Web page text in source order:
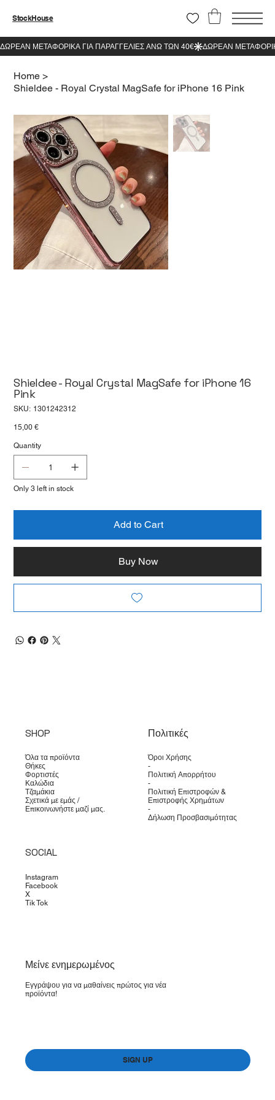
StockHouse
Home >
Shieldee - Royal Crystal MagSafe for iPhone 16 Pink
Shieldee - Royal Crystal MagSafe for iPhone 16
Pink
SKU: SKU
1301242312
Price
15,00 €
Quantity
Only 3 left in stock
Add to Cart
Buy Now
SHOP
Όλα τα προϊόντα
Θήκες
Φορτιστές
Καλώδια
Τζαμάκια
Σχετικά με εμάς /
Επικοινωνήστε μαζί μας.
Πολιτικές
Όροι Χρήσης
-
Πολιτική Απορρήτου
-
Πολιτική Επιστροφών &
Επιστροφής Χρημάτων
-
Δήλωση Προσβασιμότητας
SOCIAL
Instagram
Facebook
X
Tik Tok
​Μείνε ενημερωμένος
Εγγράψου για να μαθαίνεις πρώτος για νέα
προϊόντα!
SIGN UP